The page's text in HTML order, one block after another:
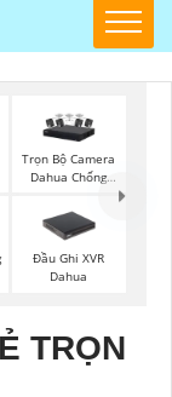
Trọn Bộ Camera
Dahua Chống
Đầu Ghi XVR
Dahua
TRỌN